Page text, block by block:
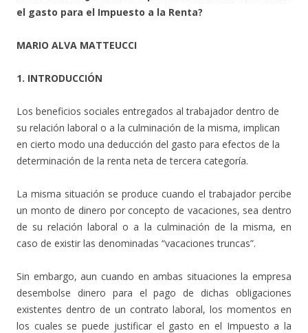
el gasto para el Impuesto a la Renta?
MARIO ALVA MATTEUCCI
1. INTRODUCCIÓN
Los beneficios sociales entregados al trabajador dentro de
su relación laboral o a la culminación de la misma, implican
en cierto modo una deducción del gasto para efectos de la
determinación de la renta neta de tercera categoría.
La misma situación se produce cuando el trabajador percibe
un monto de dinero por concepto de vacaciones, sea dentro
de su relación laboral o a la culminación de la misma, en
caso de existir las denominadas “vacaciones truncas”.
Sin embargo, aun cuando en ambas situaciones la empresa
desembolse dinero para el pago de dichas obligaciones
existentes dentro de un contrato laboral, los momentos en
los cuales se puede justificar el gasto en el Impuesto a la